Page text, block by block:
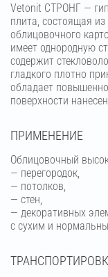
Vetonit СТРОНГ —
плита, состоящая
облицовочного
имеет однородную
содержит
гладкого плотно
обладает
поверхности
ПРИМЕНЕНИЕ
Облицовочный
— перегородок,
— потолков,
— стен,
— декоративных
с сухим и